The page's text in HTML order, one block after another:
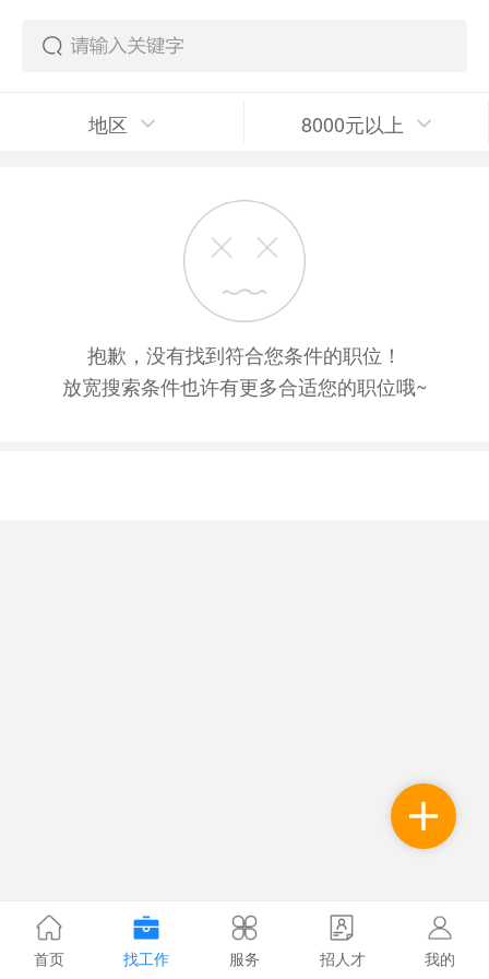
地区 8000元以上
抱歉，没有找到符合您条件的职位！
放宽搜索条件也许有更多合适您的职位哦~
首页 找工作 服务 招人才 我的